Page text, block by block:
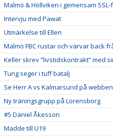
Malmö & Höllviken i gemensam
Intervju med Pawat
Utmärkelse till Ellen
Malmö FBC rustar och värvar back
Keller skrev ”livstidskontrakt” med
Tung seger i tuff batalj
Se Herr A vs Kalmarsund på webben
Ny träningsgrupp på Lorensborg
#5 Daniel Åkesson
Madde till U19